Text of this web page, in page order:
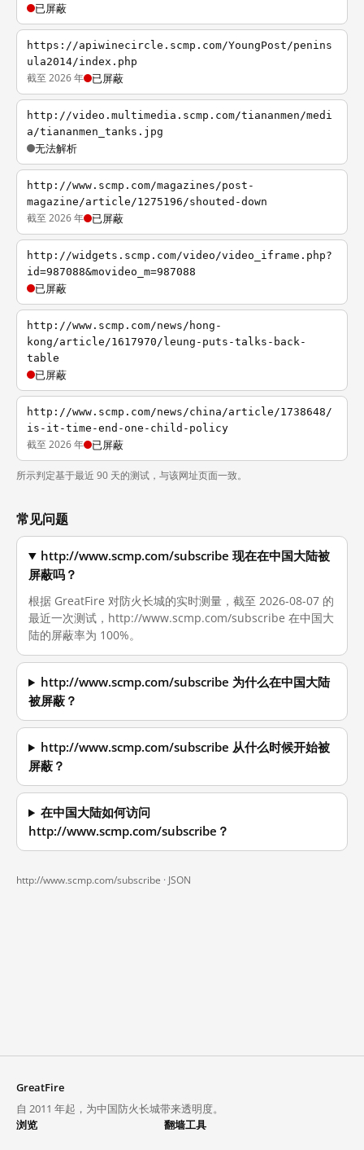
已屏蔽
https://apiwinecircle.scmp.com/YoungPost/penins
ula2014/index.php
截至 2026 年 已屏蔽
http://video.multimedia.scmp.com/tiananmen/medi
a/tiananmen_tanks.jpg
无法解析
http://www.scmp.com/magazines/post-
magazine/article/1275196/shouted-down
截至 2026 年 已屏蔽
http://widgets.scmp.com/video/video_iframe.php?
id=987088&movideo_m=987088
已屏蔽
http://www.scmp.com/news/hong-
kong/article/1617970/leung-puts-talks-back-
table
已屏蔽
http://www.scmp.com/news/china/article/1738648/
is-it-time-end-one-child-policy
截至 2026 年 已屏蔽
所示判定基于最近 90 天的测试，与该网址页面一致。
常见问题
http://www.scmp.com/subscribe 现在在中国大陆被
屏蔽吗？
根据 GreatFire 对防火长城的实时测量，截至 2026-08-07 的
最近一次测试，http://www.scmp.com/subscribe 在中国大
陆的屏蔽率为 100%。
http://www.scmp.com/subscribe 为什么在中国大陆
被屏蔽？
http://www.scmp.com/subscribe 从什么时候开始被
屏蔽？
在中国大陆如何访问
http://www.scmp.com/subscribe？
http://www.scmp.com/subscribe · JSON
GreatFire
自 2011 年起，为中国防火长城带来透明度。
浏览
翻墙工具